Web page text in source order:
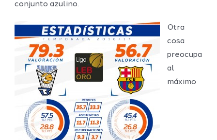
conjunto azulino.
Otra
cosa
preocupa
al
máximo